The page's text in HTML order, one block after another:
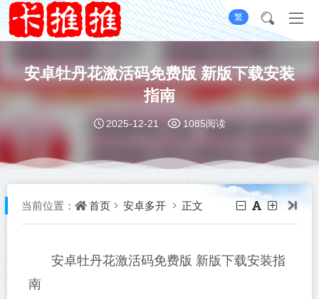
繁
安卓牡丹花激活码免费版 新版下载安装
指南
2025-12-21 1085阅读
当前位置： 首页 安卓多开 正文
安卓牡丹花激活码免费版 新版下载安装指
南